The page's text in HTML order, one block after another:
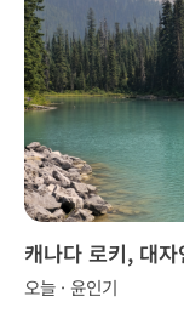
캐나다 로키, 대
오늘 · 윤인기